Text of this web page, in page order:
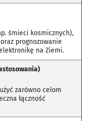
śmieci kosmicznych),
prognozowanie
na Ziemi.
zarówno celom
łączność